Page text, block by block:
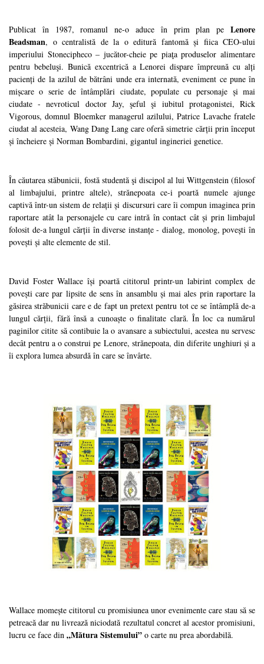
Publicat în 1987, romanul ne-o aduce în prim plan pe Lenore
Beadsman, o centralistă de la o editură fantomă și fiica CEO-ului
imperiului Stonecipheco – jucător-cheie pe piaţa produselor alimentare
pentru bebeluşi. Bunică excentrică a Lenorei dispare împreună cu alți
pacienți de la azilul de bătrâni unde era internată, eveniment ce pune în
mișcare o serie de întâmplări ciudate, populate cu personaje și mai
ciudate - nevroticul doctor Jay, şeful şi iubitul protagonistei, Rick
Vigorous, domnul Bloemker managerul azilului, Patrice Lavache fratele
ciudat al acesteia, Wang Dang Lang care oferă simetrie cărții prin început
și încheiere și Norman Bombardini, gigantul ingineriei genetice.
În căutarea stăbunicii, fostă studentă şi discipol al lui Wittgenstein (filosof
al limbajului, printre altele), strănepoata ce-i poartă numele ajunge
captivă într-un sistem de relații și discursuri care îi compun imaginea prin
raportare atât la personajele cu care intră în contact cât și prin limbajul
folosit de-a lungul cărții în diverse instanțe - dialog, monolog, povești în
povești și alte elemente de stil.
David Foster Wallace își poartă cititorul printr-un labirint complex de
povești care par lipsite de sens în ansamblu și mai ales prin raportare la
găsirea străbunicii care e de fapt un pretext pentru tot ce se întâmplă de-a
lungul cărții, fără însă a cunoaște o finalitate clară. În loc ca numărul
paginilor citite să contibuie la o avansare a subiectului, acestea nu servesc
decât pentru a o construi pe Lenore, strănepoata, din diferite unghiuri și a
îi explora lumea absurdă în care se învârte.
Wallace momește cititorul cu promisiunea unor evenimente care stau să se
petreacă dar nu livrează niciodată rezultatul concret al acestor promisiuni,
lucru ce face din „Mătura Sistemului” o carte nu prea abordabilă.